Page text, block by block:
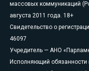
массовых коммуникаций
августа 2011 года. 18+
Свидетельство о
46097
Учредитель — АНО
Исполняющий обязанности